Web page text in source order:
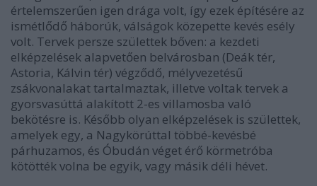
értelemszerűen igen drága volt, így ezek építésére az
ismétlődő háborúk, válságok közepette kevés esély
volt. Tervek persze születtek bőven: a kezdeti
elképzelések alapvetően belvárosban (Deák tér,
Astoria, Kálvin tér) végződő, mélyvezetésű
zsákvonalakat tartalmaztak, illetve voltak tervek a
gyorsvasúttá alakított 2-es villamosba való
bekötésre is. Később olyan elképzelések is születtek,
amelyek egy, a Nagykörúttal többé-kevésbé
párhuzamos, és Óbudán véget érő körmetróba
kötötték volna be egyik, vagy másik déli hévet.